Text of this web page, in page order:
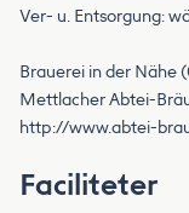
Ver- u. Entsorgung:
Brauerei in der Nähe
Mettlacher Abtei-
http://www.abtei-
Faciliteter